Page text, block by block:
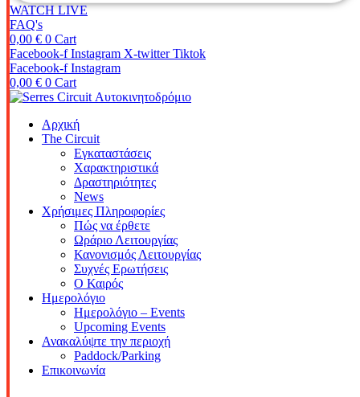
WATCH LIVE
FAQ's
0,00 € 0 Cart
Facebook-f Instagram X-twitter Tiktok
Facebook-f Instagram
0,00 € 0 Cart
Αρχική
The Circuit
Εγκαταστάσεις
Χαρακτηριστικά
Δραστηριότητες
News
Χρήσιμες Πληροφορίες
Πώς να έρθετε
Ωράριο Λειτουργίας
Κανονισμός Λειτουργίας
Συχνές Ερωτήσεις
Ο Καιρός
Ημερολόγιο
Ημερολόγιο – Events
Upcoming Events
Ανακαλύψτε την περιοχή
Paddock/Parking
Επικοινωνία